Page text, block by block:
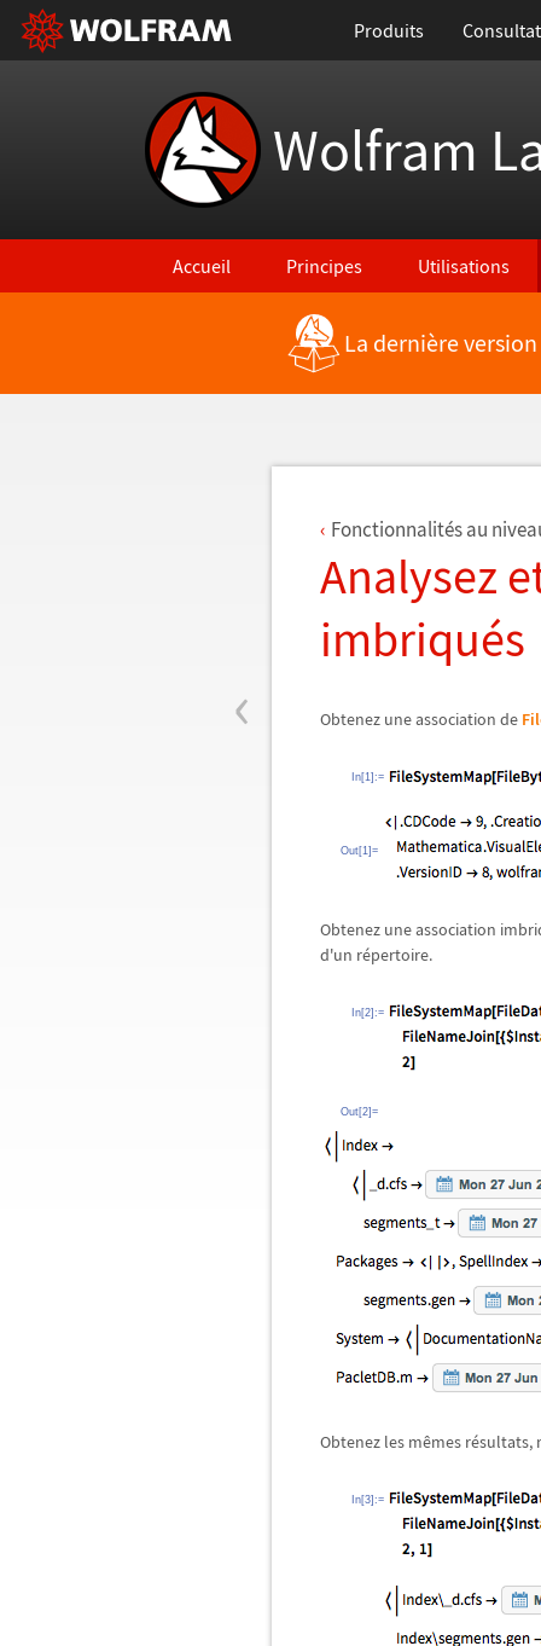
Produits
Wolfram
Accueil Principes Utilisations
Retour vers les nouvelles fonctionnalités
La dernière
‹
Fonctionnalités au
Analysez
imbriqués
Obtenez une association de
In[1]:=
Out[1]=
Obtenez une association
d'un répertoire.
In[2]:=
Out[2]=
Obtenez les mêmes
In[3]:=